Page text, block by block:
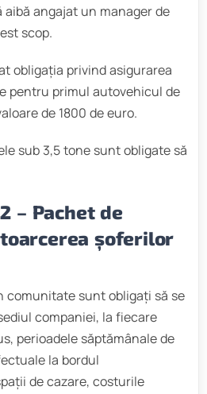
angajat un manager de
scop.
obligația privind asigurarea
pentru primul autovehicul de
de 1800 de euro.
sub 3,5 tone sunt obligate să
– Pachet de
șoferilor
comunitate sunt obligați să se
companiei, la fiecare
perioadele săptămânale de
la bordul
de cazare, costurile